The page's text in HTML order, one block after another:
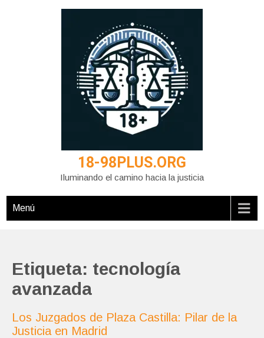
18-98PLUS.ORG
Iluminando el camino hacia la justicia
Menú
Etiqueta: tecnología
avanzada
Los Juzgados de Plaza Castilla: Pilar de la
Justicia en Madrid